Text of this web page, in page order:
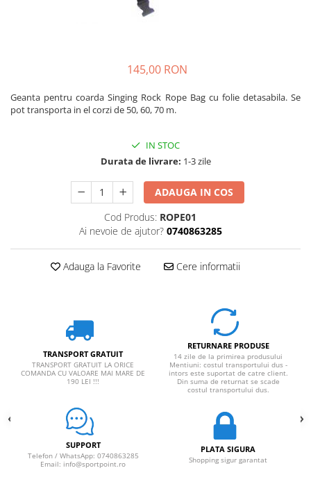
BETE TREKKING
SACI DE DORMIT
Rucsaci intre 31 - 50 litri
Rucsaci intre 51 - 70 litri
Rucsaci impermeabili
Borsete si Portofele
Corturi 4 persoane
Corturi de familie
IMBRACAMINTE
Pantaloni
145,00 RON
Geanta pentru coarda Singing Rock Rope Bag cu folie detasabila. Se
pot transporta in el corzi de 50, 60, 70 m.
IN STOC
Durata de livrare: 1-3 zile
ADAUGA IN COS
Cod Produs: ROPE01
Ai nevoie de ajutor? 0740863285
Adauga la Favorite Cere informatii
TRANSPORT GRATUIT
TRANSPORT GRATUIT LA ORICE
COMANDA CU VALOARE MAI MARE DE
190 LEI !!!
RETURNARE PRODUSE
14 zile de la primirea produsului
Mentiuni: costul transportului dus -
intors este suportat de catre client.
Din suma de returnat se scade
costul transportului dus.
SUPPORT
Telefon / WhatsApp: 0740863285
Email: info@sportpoint.ro
PLATA SIGURA
Shopping sigur garantat